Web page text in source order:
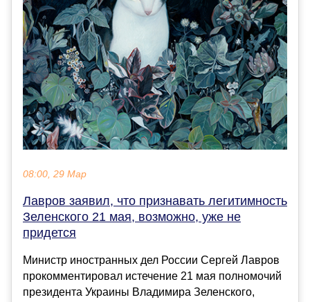
08:00, 29 Мар
Лавров заявил, что признавать легитимность
Зеленского 21 мая, возможно, уже не
придется
Министр иностранных дел России Сергей Лавров
прокомментировал истечение 21 мая полномочий
президента Украины Владимира Зеленского,